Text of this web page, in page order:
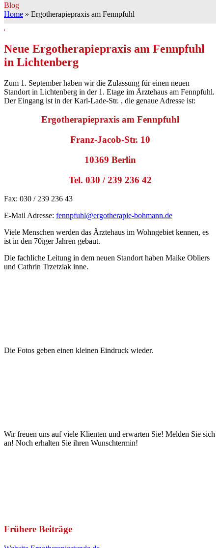
Blog
Home » Ergotherapiepraxis am Fennpfuhl
Neue Ergotherapiepraxis am Fennpfuhl
in Lichtenberg
Zum 1. September haben wir die Zulassung für einen neuen
Standort in Lichtenberg in der 1. Etage im Ärztehaus am Fennpfuhl.
Der Eingang ist in der Karl-Lade-Str. , die genaue Adresse ist:
Ergotherapiepraxis am Fennpfuhl
Franz-Jacob-Str. 10
10369 Berlin
Tel. 030 / 239 236 42
Fax: 030 / 239 236 43
E-Mail Adresse: fennpfuhl@ergotherapie-bohmann.de
Viele Menschen werden das Ärztehaus im Wohngebiet kennen, es
ist in den 70iger Jahren gebaut.
Die fachliche Leitung in dem neuen Standort haben Maike Obliers
und Cathrin Trzetziak inne.
Die Fotos geben einen kleinen Eindruck wieder.
Wir freuen uns auf viele Klienten und erwarten Sie! Melden Sie sich
an! Noch erhalten Sie ihren Wunschtermin!
Frühere Beiträge